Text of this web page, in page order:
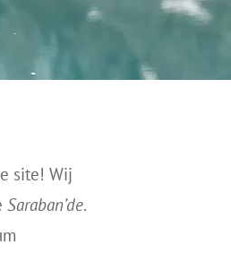
site! Wij
Saraban’de.